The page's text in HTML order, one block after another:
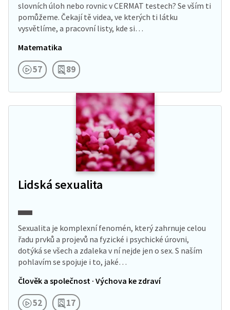
slovních úloh nebo rovnic v CERMAT testech? Se vším ti
pomůžeme. Čekají tě videa, ve kterých ti látku
vysvětlíme, a pracovní listy, kde si…
Matematika
57 89
Lidská sexualita
Sexualita je komplexní fenomén, který zahrnuje celou
řadu prvků a projevů na fyzické i psychické úrovni,
dotýká se všech a zdaleka v ní nejde jen o sex. S naším
pohlavím se spojuje i to, jaké…
Člověk a společnost · Výchova ke zdraví
52 17